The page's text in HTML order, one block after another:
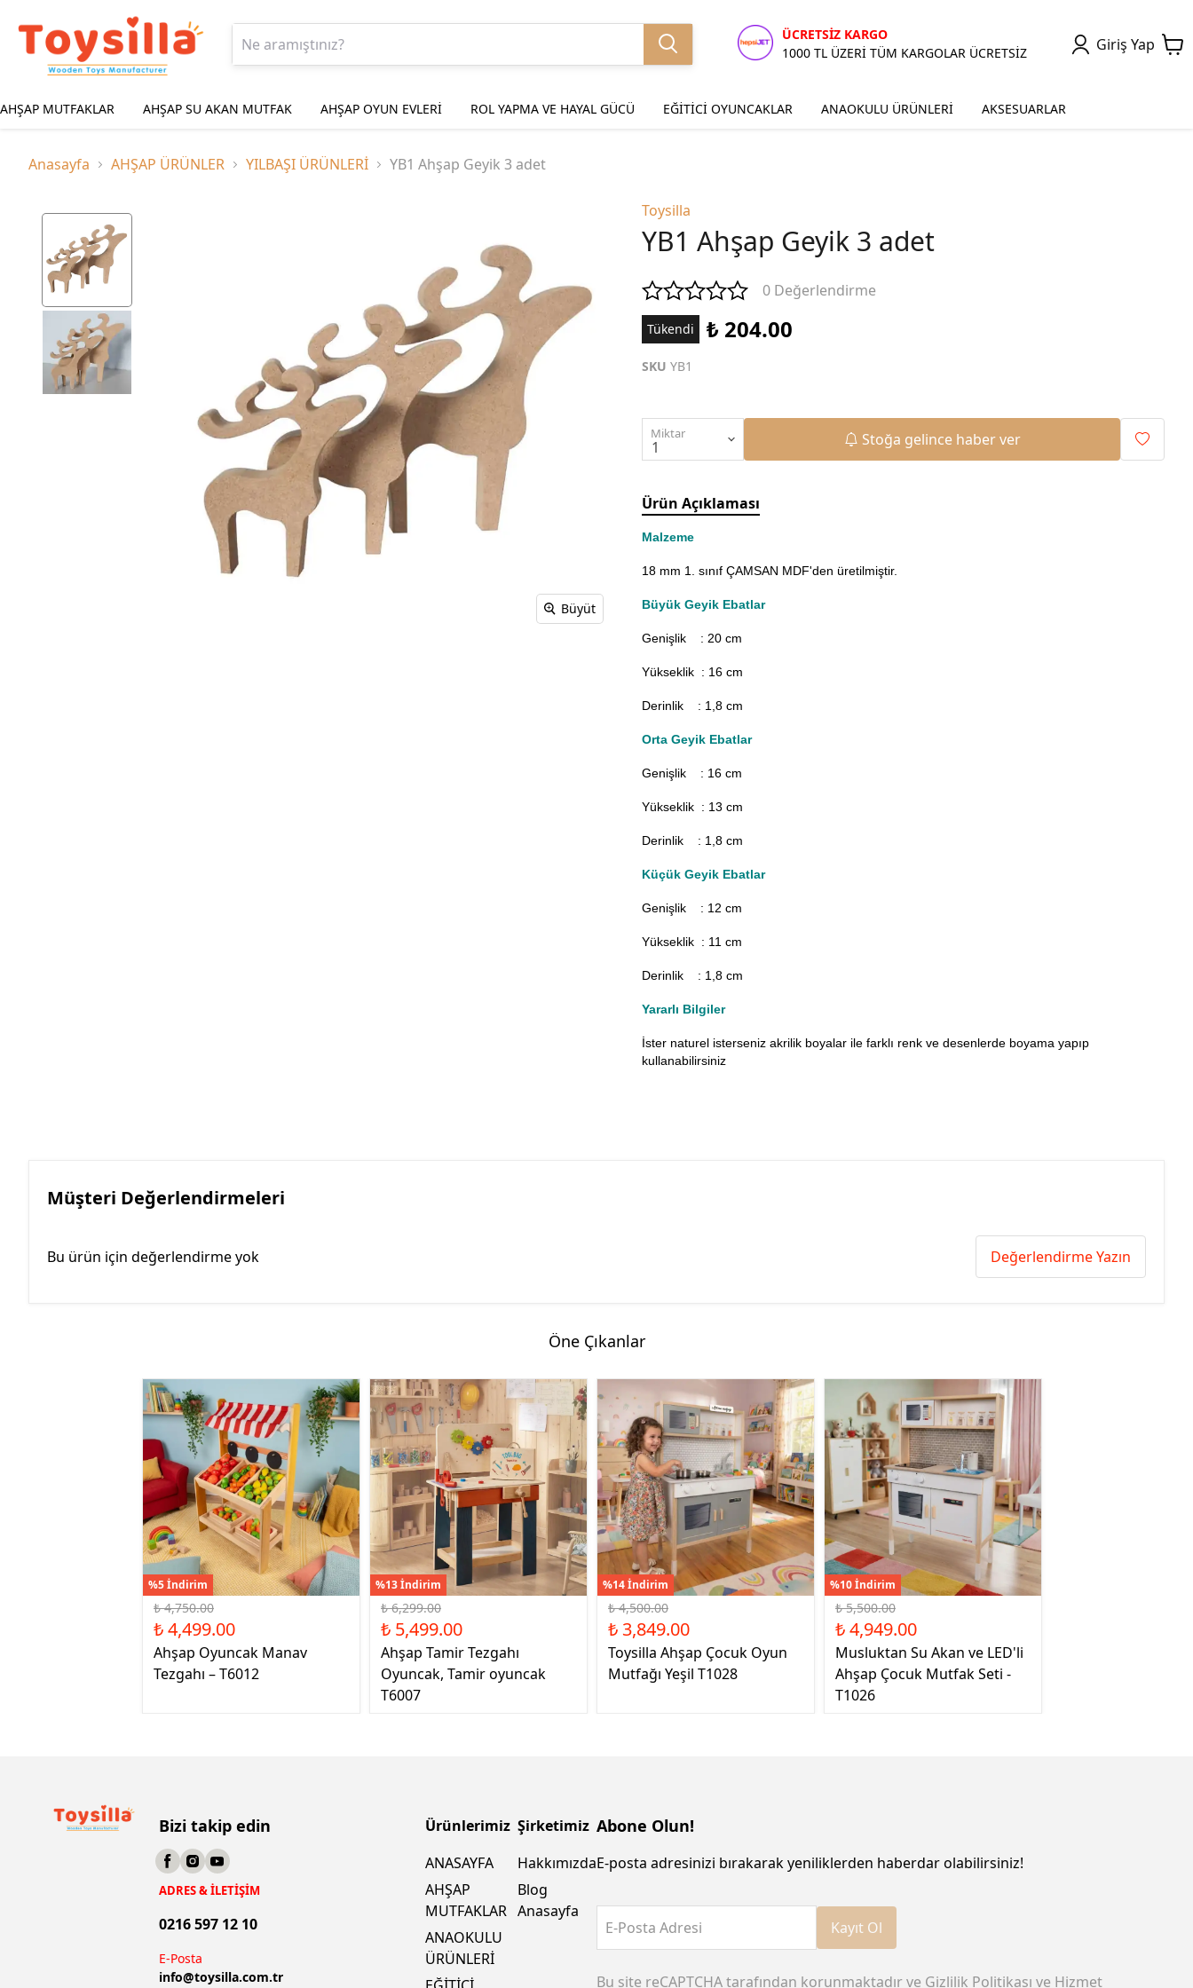
ÜCRETSİZ KARGO
1000 TL ÜZERİ TÜM KARGOLAR ÜCRETSİZ
Giriş Yap
AHŞAP MUTFAKLAR AHŞAP SU AKAN MUTFAK AHŞAP OYUN EVLERİ ROL YAPMA VE HAYAL GÜCÜ EĞİTİCİ OYUNCAKLAR ANAOKULU ÜRÜNLERİ AKSESUARLAR
Anasayfa AHŞAP ÜRÜNLER YILBAŞI ÜRÜNLERİ YB1 Ahşap Geyik 3 adet
Büyüt
Toysilla
YB1 Ahşap Geyik 3 adet
0 Değerlendirme
Tükendi ₺ 204.00
SKU YB1
Miktar Stoğa gelince haber ver
Ürün Açıklaması
Malzeme
18 mm 1. sınıf ÇAMSAN MDF'den üretilmiştir.
Büyük Geyik Ebatlar
Genişlik : 20cm
Yükseklik : 16 cm
Derinlik : 1,8 cm
Orta Geyik Ebatlar
Genişlik : 16cm
Yükseklik : 13 cm
Derinlik : 1,8 cm
Küçük Geyik Ebatlar
Genişlik : 12cm
Yükseklik : 11 cm
Derinlik : 1,8 cm
Yararlı Bilgiler
İster naturel isterseniz akrilik boyalar ile farklı renk ve desenlerde boyama yapıp
kullanabilirsiniz
Müşteri Değerlendirmeleri
Bu ürün için değerlendirme yok Değerlendirme Yazın
Öne Çıkanlar
%5 İndirim
₺ 4,750.00
₺ 4,499.00
Ahşap Oyuncak Manav
Tezgahı – T6012
%13 İndirim
₺ 6,299.00
₺ 5,499.00
Ahşap Tamir Tezgahı
Oyuncak, Tamir oyuncak
T6007
%14 İndirim
₺ 4,500.00
₺ 3,849.00
Toysilla Ahşap Çocuk Oyun
Mutfağı Yeşil T1028
%10 İndirim
₺ 5,500.00
₺ 4,949.00
Musluktan Su Akan ve LED'li
Ahşap Çocuk Mutfak Seti -
T1026
Bizi takip edin
ADRES & İLETİŞİM
0216 597 12 10
E-Posta
info@toysilla.com.tr
Ürünlerimiz
ANASAYFA
AHŞAP
MUTFAKLAR
ANAOKULU
ÜRÜNLERİ
Şirketimiz
Hakkımızda
Blog
Anasayfa
Abone Olun!
E-posta adresinizi bırakarak yeniliklerden haberdar olabilirsiniz!
E-Posta Adresi Kayıt Ol
Bu site reCAPTCHA tarafından korunmaktadır ve Gizlilik Politikası ve Hizmet